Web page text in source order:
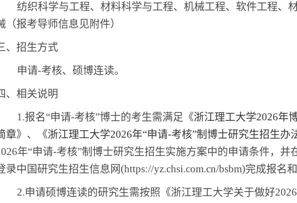
纺织科学与工程、材料科学与工程、机械工程、软件工程、
（报考导师信息见附件）
、招生方式
申请-考核、硕博连读。
、相关说明
1.报名“申请-考核”博士的考生需满足《浙江理工大学2026年
章》、《浙江理工大学2026年“申请-考核”制博士研究生招生办
6年“申请-考核”制博士研究生招生实施方案中的申请条件，并
录中国研究生招生信息网(https://yz.chsi.com.cn/bsbm)完成报名和
2.申请硕博连读的研究生需按照《浙江理工大学关于做好2026